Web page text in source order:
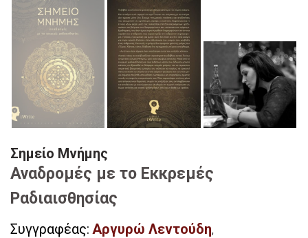
Σημείο Μνήμης
Αναδρομές με το Εκκρεμές
Ραδιαισθησίας
Συγγραφέας: Αργυρώ Λεντούδη,